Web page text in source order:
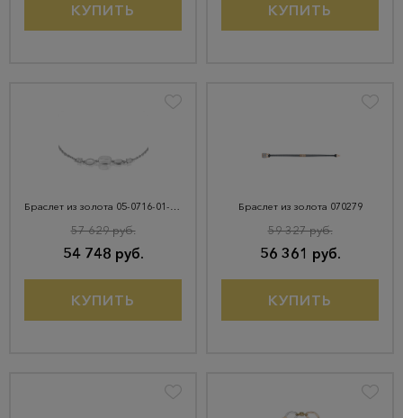
КУПИТЬ КУПИТЬ
Браслет из золота 05-0716-01-201-1120
54 748 руб.
57 629 руб.
КУПИТЬ
Браслет из золота 070279
56 361 руб.
59 327 руб.
КУПИТЬ